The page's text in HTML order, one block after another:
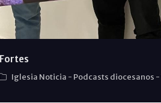
Iglesia Noticia - Podcasts diocesanos -